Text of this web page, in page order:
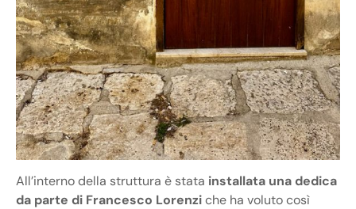
All’interno della struttura è stata installata una dedica
da parte di Francesco Lorenziche ha voluto così